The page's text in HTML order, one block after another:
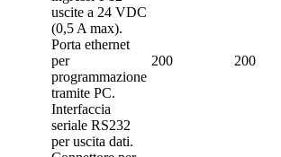
uscite a 24 VDC
(0,5 A max).
Porta ethernet
per
programmazione
tramite PC.
Interfaccia
seriale RS232
per uscita dati.
200 200